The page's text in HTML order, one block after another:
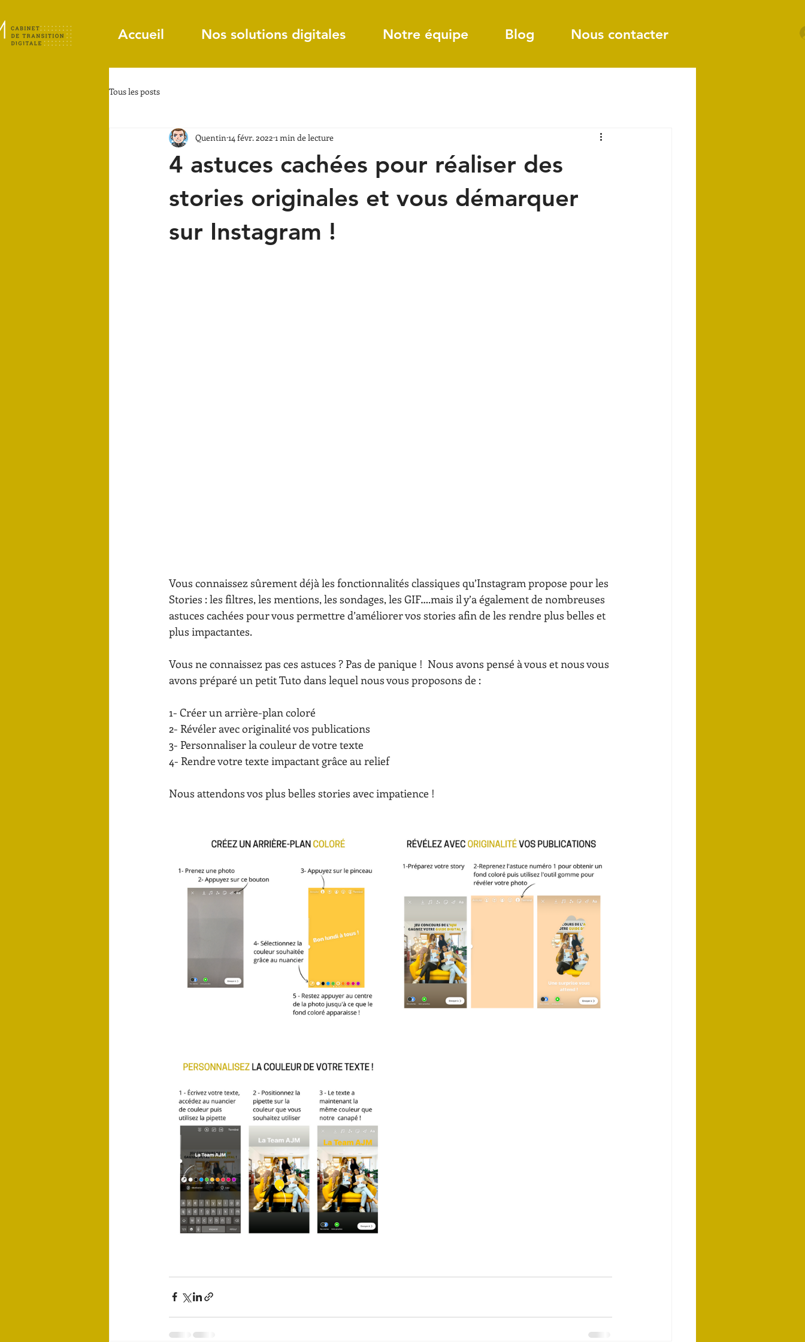
Accueil Nos solutions digitales Notre équipe Blog Nous contacter
Tous les posts
4 astuces cachées pour réaliser des
stories originales et vous démarquer
sur Instagram !
Quentin14 févr. 2022 1 min de lecture
Vous connaissez sûrement déjà les fonctionnalités classiques qu’Instagram propose pour les
Stories : les filtres, les mentions, les sondages, les GIF….mais il y’a également de nombreuses
astuces cachées pour vous permettre d’améliorer vos stories afin de les rendre plus belles et
plus impactantes.
Vous ne connaissez pas ces astuces ? Pas de panique !  Nous avons pensé à vous et nous vous
avons préparé un petit Tuto dans lequel nous vous proposons de :
1- Créer un arrière-plan coloré
2- Révéler avec originalité vos publications
3- Personnaliser la couleur de votre texte
4- Rendre votre texte impactant grâce au relief
Nous attendons vos plus belles stories avec impatience !